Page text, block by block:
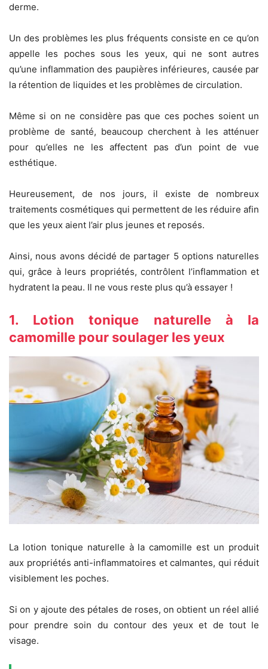
derme.
Un des problèmes les plus fréquents consiste en ce qu’on
appelle les poches sous les yeux, qui ne sont autres
qu’une inflammation des paupières inférieures, causée par
la rétention de liquides et les problèmes de circulation.
Même si on ne considère pas que ces poches soient un
problème de santé, beaucoup cherchent à les atténuer
pour qu’elles ne les affectent pas d’un point de vue
esthétique.
Heureusement, de nos jours, il existe de nombreux
traitements cosmétiques qui permettent de les réduire afin
que les yeux aient l’air plus jeunes et reposés.
Ainsi, nous avons décidé de partager 5 options naturelles
qui, grâce à leurs propriétés, contrôlent l’inflammation et
hydratent la peau. Il ne vous reste plus qu’à essayer !
1. Lotion tonique naturelle à la
camomille pour soulager les yeux
La lotion tonique naturelle à la camomille est un produit
aux propriétés anti-inflammatoires et calmantes, qui réduit
visiblement les poches.
Si on y ajoute des pétales de roses, on obtient un réel allié
pour prendre soin du contour des yeux et de tout le
visage.